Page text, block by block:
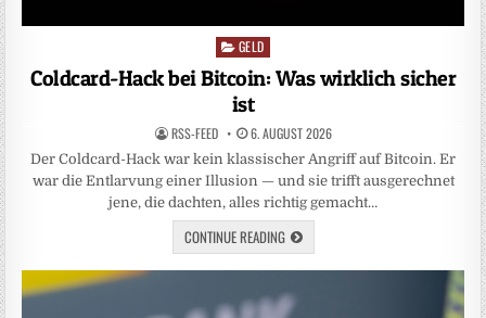
Posted
in
GELD
Coldcard-Hack bei Bitcoin: Was wirklich sicher
ist
RSS-FEED 6. AUGUST 2026
Der Coldcard-Hack war kein klassischer Angriff auf Bitcoin. Er
war die Entlarvung einer Illusion — und sie trifft ausgerechnet
jene, die dachten, alles richtig gemacht…
CONTINUE READING